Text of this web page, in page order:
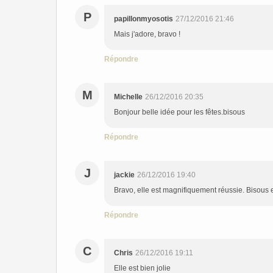
P papillonmyosotis 27/12/2016 21:46
Mais j'adore, bravo !
Répondre
M Michelle 26/12/2016 20:35
Bonjour belle idée pour les fêtes.bisous
Répondre
J jackie 26/12/2016 19:40
Bravo, elle est magnifiquement réussie. Bisous
Répondre
C Chris 26/12/2016 19:11
Elle est bien jolie